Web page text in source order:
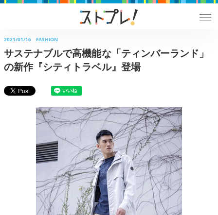
2021/01/16 FASHION
サステナブルで高機能な「ティンバーランド」
の新作『シティトラベル』登場